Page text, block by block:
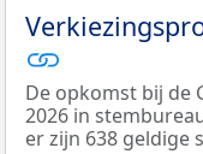
De opkomst bij de
2026 in
er zijn 638 geldige